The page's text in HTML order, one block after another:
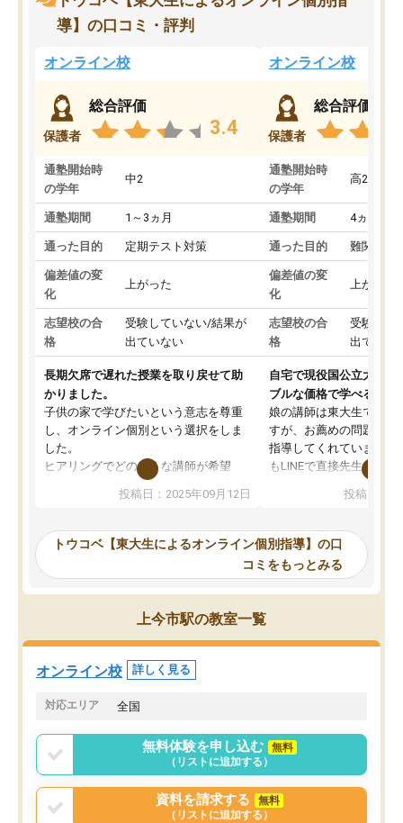
導】の口コミ・評判
オンライン校
保護者
総合評価
3.4
通塾開始時
の学年
中2
通塾期間 1～3ヵ月
通った目的 定期テスト対策
偏差値の変
化
上がった
志望校の合
格
受験していない/結果が
出ていない
長期欠席で遅れた授業を取り戻せて助
かりました。
子供の家で学びたいという意志を尊重
し、オンライン個別という選択をしま
した。
ヒアリングでどのような講師が希望
か、オプションは付帯するかなど選ぶ
事が出来ました。
ーティングを行い、その講師で良いか
見てから講師を決定する事ができま
す。
うちの子は、初回面談の講師の方で決
オンラインツールを使用した単語帳の
共有があり宿題もそちらで出される形
でした。
言う事で講師変更の申し出があり、あ
まりに短期での変更だった為、塾に通
う事にして退会しました。遅れも取り
戻せ、授業内容や講師の方は良かった
と思います。
投稿日：2025年09月12日
オンライン校
保護者
総合評価
通塾開始時
の学年
高2
通塾期間 4ヵ月～1
通った目的 難関私立
偏差値の変
化
上がった
志望校の合
格
受験して
出ていな
自宅で現役国公立大学生
ブルな価格で学べる
娘の講師は東大生では無
すが、お薦めの問題集や
指導してくれています。
もLINEで直接先生に質問
めれるので、個人に合
いなのがあり(有料)、受
ことをどんなスケジュー
くか相談したのですが、
ち期待したものではなく
くなってきたようなので
投稿日：
トウコベ【東大生によるオンライン個別指導】の口
コミをもっとみる
上今市駅の教室一覧
オンライン校 詳しく見る
対応エリア 全国
無料体験を申し込む
無料
（リストに追加する）
資料を請求する
無料
（リストに追加する）